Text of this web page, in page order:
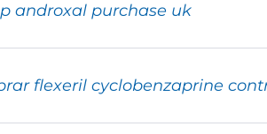
androxal purchase uk
flexeril cyclobenzaprine